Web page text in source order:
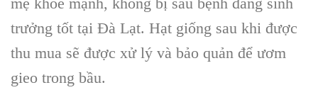
trưởng tốt tại Đà Lạt. Hạt giống sau khi được
thu mua sẽ được xử lý và bảo quản để ươm
gieo trong bầu.